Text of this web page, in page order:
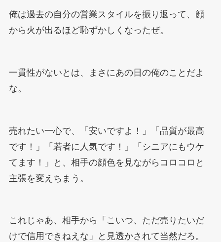
俺は過去の自分の営業スタイルを振り返って、顔
から火が出るほど恥ずかしくなったぜ。
一貫性がないとは、まさにあの日の俺のことだよ
な。
売れたい一心で、「安いですよ！」「品質が最高
です！」「若者に人気です！」「シニアにもウケ
てます！」と、相手の顔色を見ながらコロコロと
主張を変えちまう。
これじゃあ、相手から「こいつ、ただ売りたいだ
けで信用できねえな」と見透かされて当然だろ。